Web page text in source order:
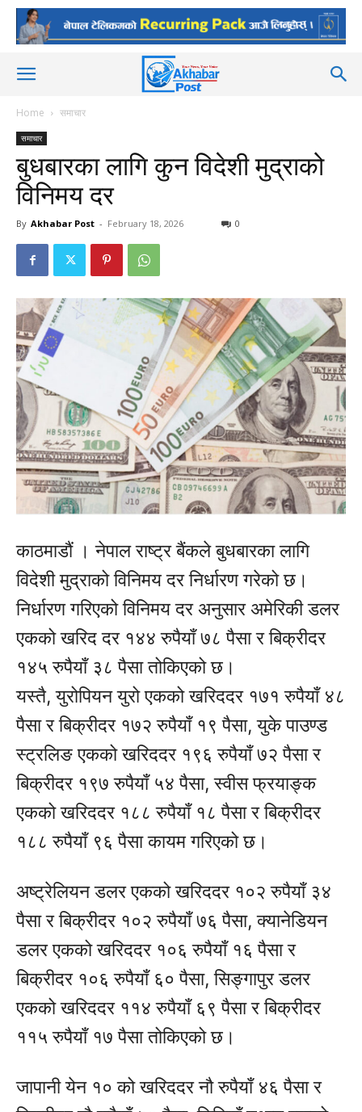
Home समाचार
समाचार
बुधबारका लागि कुन विदेशी मुद्राको
विनिमय दर
By Akhabar Post - February 18, 2026 0
काठमाडौं । नेपाल राष्ट्र बैंकले बुधबारका लागि
विदेशी मुद्राको विनिमय दर निर्धारण गरेको छ।
निर्धारण गरिएको विनिमय दर अनुसार अमेरिकी डलर
एकको खरिद दर १४४ रुपैयाँ ७८ पैसा र बिक्रीदर
१४५ रुपैयाँ ३८ पैसा तोकिएको छ।
यस्तै, युरोपियन युरो एकको खरिददर १७१ रुपैयाँ ४८
पैसा र बिक्रीदर १७२ रुपैयाँ १९ पैसा, युके पाउण्ड
स्ट्रलिङ एकको खरिददर १९६ रुपैयाँ ७२ पैसा र
बिक्रीदर १९७ रुपैयाँ ५४ पैसा, स्वीस फ्रयाङ्क
एकको खरिददर १८८ रुपैयाँ १८ पैसा र बिक्रीदर
१८८ रुपैयाँ ९६ पैसा कायम गरिएको छ।
अष्ट्रेलियन डलर एकको खरिददर १०२ रुपैयाँ ३४
पैसा र बिक्रीदर १०२ रुपैयाँ ७६ पैसा, क्यानेडियन
डलर एकको खरिददर १०६ रुपैयाँ १६ पैसा र
बिक्रीदर १०६ रुपैयाँ ६० पैसा, सिङ्गापुर डलर
एकको खरिददर ११४ रुपैयाँ ६९ पैसा र बिक्रीदर
११५ रुपैयाँ १७ पैसा तोकिएको छ।
जापानी येन १० को खरिददर नौ रुपैयाँ ४६ पैसा र